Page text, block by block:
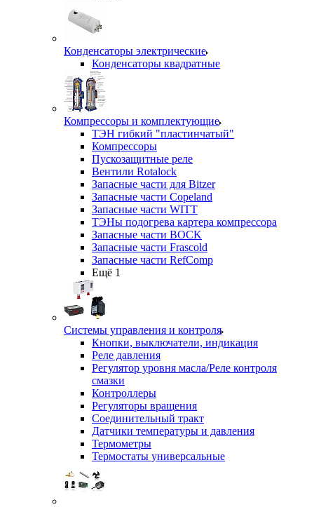
Конденсаторы электрические
Конденсаторы квадратные
Компрессоры и комплектующие
ТЭН гибкий "пластинчатый"
Компрессоры
Пускозащитные реле
Вентили Rotalock
Запасные части для Bitzer
Запасные части Copeland
Запасные части WITT
ТЭНы подогрева картера компрессора
Запасные части BOCK
Запасные части Frascold
Запасные части RefComp
Ещё 1
Системы управления и контроля
Кнопки, выключатели, индикация
Реле давления
Регулятор уровня масла/Реле контроля
смазки
Контроллеры
Регуляторы вращения
Соединительный тракт
Датчики температуры и давления
Термометры
Термостаты универсальные